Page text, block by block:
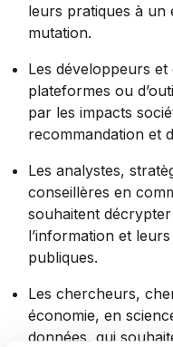
leurs pratiques à un
mutation.
Les développeurs
plateformes ou
par les impacts
recommandation et
Les analystes,
conseillères en
souhaitent
l’information et
publiques.
Les chercheurs,
économie, en
données, qui